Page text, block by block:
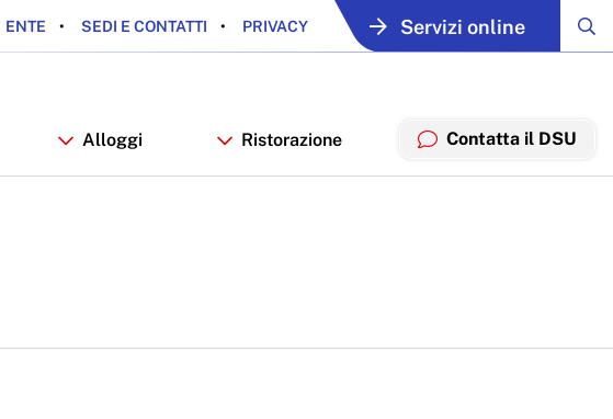
ENTE SEDI E CONTATTI PRIVACY Servizi online
Alloggi Ristorazione Contatta il DSU